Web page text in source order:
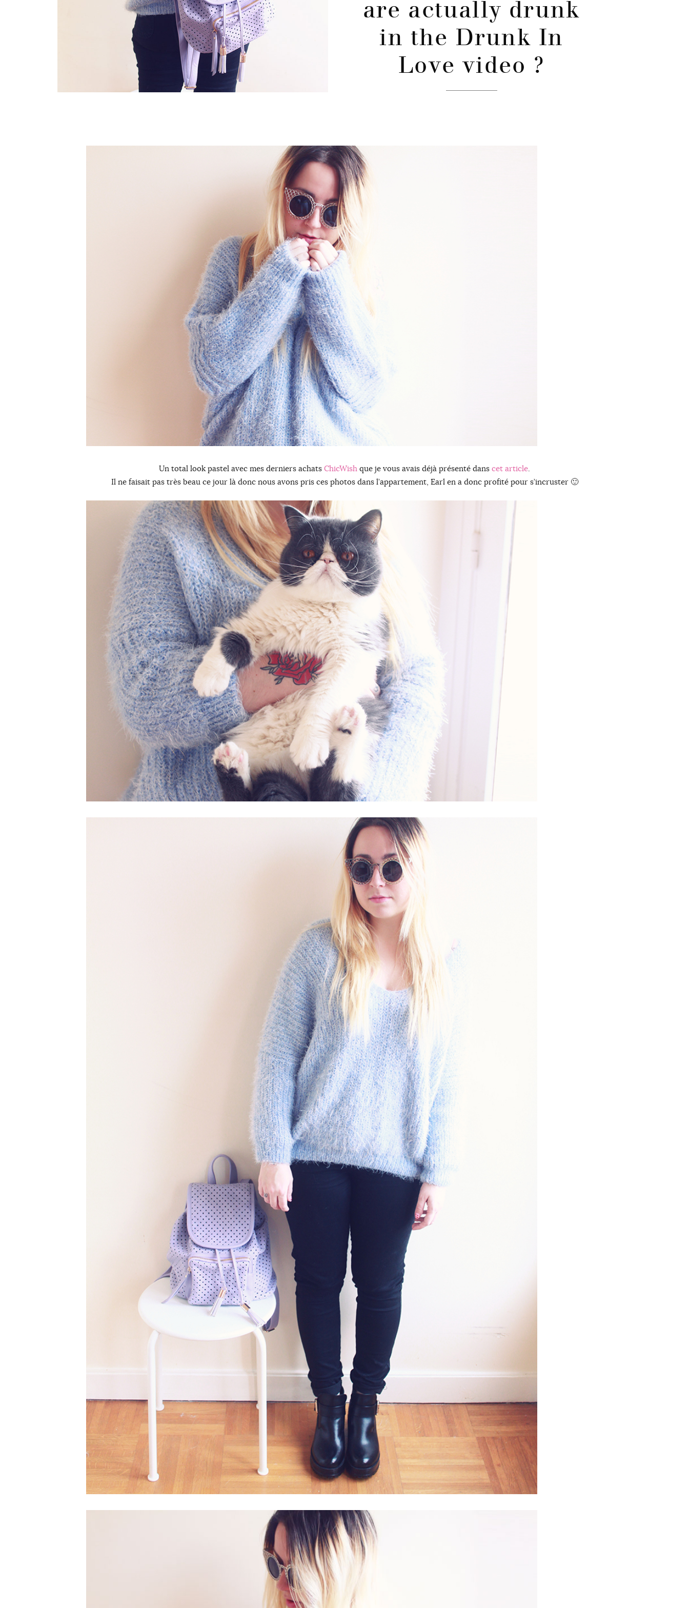
are actually drunk
in the Drunk In
Love video ?
Un total look pastel avec mes derniers achats ChicWish que je vous avais déjà présenté dans cet article.
Il ne faisait pas très beau ce jour là donc nous avons pris ces photos dans l’appartement, Earl en a donc profité pour s’incruster 🙂